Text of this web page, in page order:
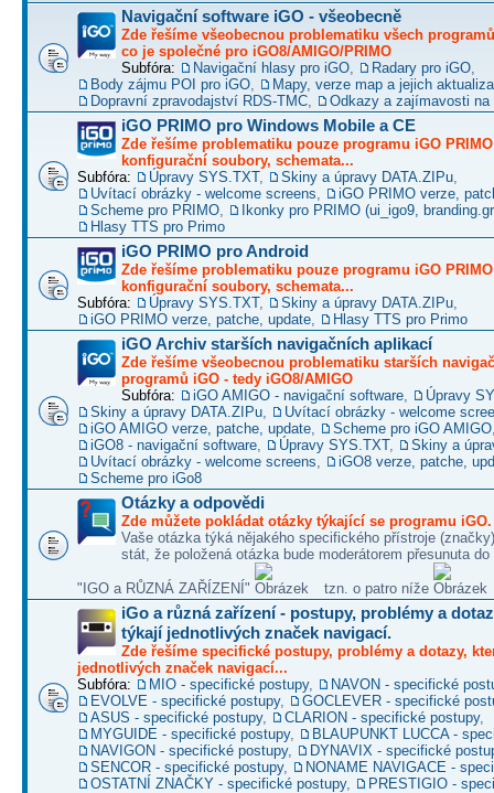
Navigační software iGO - všeobecně
Zde řešíme všeobecnou problematiku všech
co je společné pro iGO8/AMIGO/PRIMO
Subfóra:
Navigační hlasy pro iGO Radary pro iGO
Body zájmu POI pro iGO
Mapy, verze map a jejich
Dopravní zpravodajství RDS-TMC
Odkazy a zajímavosti na
iGO PRIMO pro Windows Mobile a CE
Zde řešíme problematiku pouze programu iGO
konfigurační soubory, schemata...
Subfóra:
Úpravy SYS.TXT, Skiny a úpravy DATA.ZIPu
Uvítací obrázky - welcome screens
iGO PRIMO verze,
Scheme pro PRIMO
Ikonky pro PRIMO (ui_igo9,
Hlasy TTS pro Primo
iGO PRIMO pro Android
Zde řešíme problematiku pouze programu iGO
konfigurační soubory, schemata...
Subfóra:
Úpravy SYS.TXT, Skiny a úpravy DATA.ZIPu
iGO PRIMO verze, patche, update
Hlasy TTS pro Primo
iGO Archiv starších navigačních aplikací
Zde řešíme všeobecnou problematiku starších
programů iGO - tedy iGO8/AMIGO
Subfóra:
iGO AMIGO - navigační software
Úpravy
Skiny a úpravy DATA.ZIPu
Uvítací obrázky - welcome
iGO AMIGO verze, patche, update
Scheme pro iGO AMIGO
iGO8 - navigační software
Úpravy SYS.TXT,
Skiny a
Uvítací obrázky - welcome screens
iGO8 verze, patche,
Scheme pro iGo8
Otázky a odpovědi
Zde můžete pokládat otázky týkající se programu iGO.
Vaše otázka týká nějakého specifického přístroje
stát, že položená otázka bude moderátorem přesunuta do
"IGO a RŮZNÁ ZAŘÍZENÍ" tzn. o patro níže
iGo a různá zařízení - postupy, problémy a
týkají jednotlivých značek navigací.
Zde řešíme specifické postupy, problémy a dotazy,
jednotlivých značek navigací...
Subfóra:
MIO - specifické postupy,
NAVON - specifické
EVOLVE - specifické postupy,
GOCLEVER - specifické
ASUS - specifické postupy, CLARION - specifické postupy,
MYGUIDE - specifické postupy,
BLAUPUNKT LUCCA -
NAVIGON - specifické postupy,
DYNAVIX - specifické
SENCOR - specifické postupy,
NONAME NAVIGACE -
OSTATNÍ ZNAČKY - specifické postupy, PRESTIGIO -